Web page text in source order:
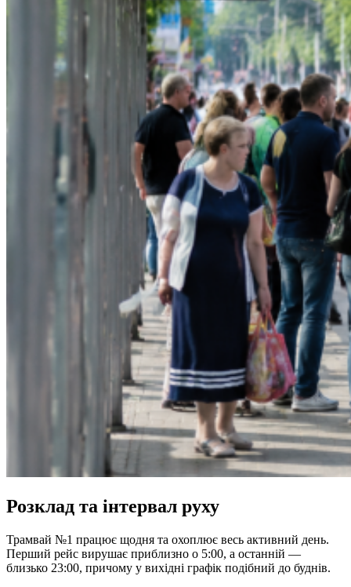
Розклад та інтервал руху
Трамвай №1 працює щодня та охоплює весь активний день.
Перший рейс вирушає приблизно о 5:00, а останній —
близько 23:00, причому у вихідні графік подібний до буднів.